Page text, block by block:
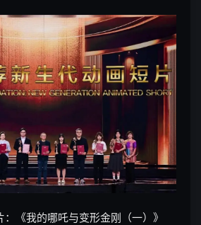
《我的哪吒与变形金刚（一）》